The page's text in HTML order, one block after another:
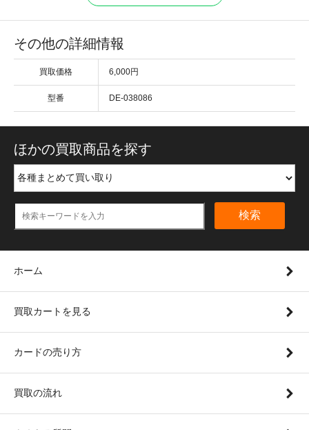
その他の詳細情報
買取価格 6,000円
型番 DE-038086
ほかの買取商品を探す
検索
ホーム
買取カートを見る
カードの売り方
買取の流れ